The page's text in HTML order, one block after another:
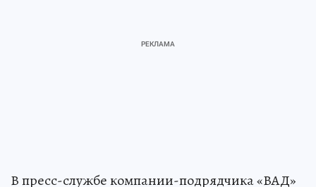
В пресс-службе компании-подрядчика «ВАД»